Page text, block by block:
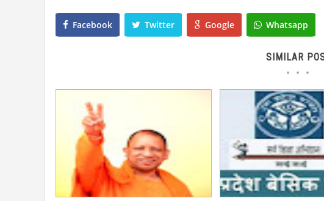
Facebook Twitter Google Whatsapp
SIMILAR